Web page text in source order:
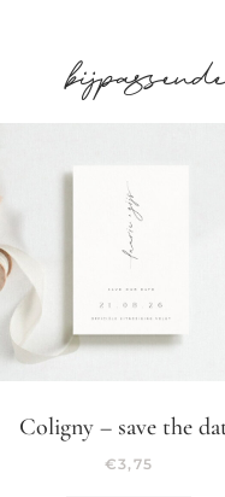
Coligny – save the
€3,75